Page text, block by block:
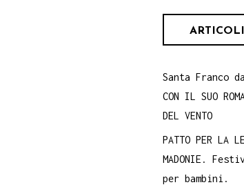
Santa Franco
CON IL SUO
DEL VENTO
PATTO PER LA
MADONIE.
per bambini.